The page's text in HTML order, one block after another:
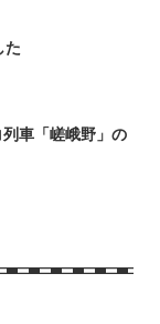
た
車「嵯峨野」の